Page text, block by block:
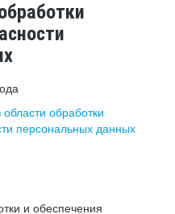
обработки
персональных данных
и обеспечения